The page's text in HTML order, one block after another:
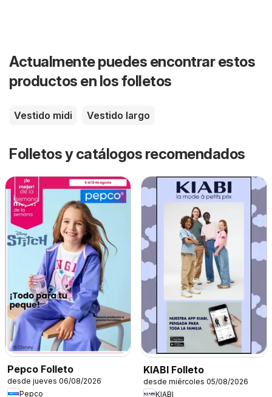
Actualmente puedes encontrar estos
productos en los folletos
Vestido midi Vestido largo
Folletos y catálogos recomendados
Pepco Folleto
desde jueves 06/08/2026
Pepco
KIABI Folleto
desde miércoles 05/08/2026
KIABI